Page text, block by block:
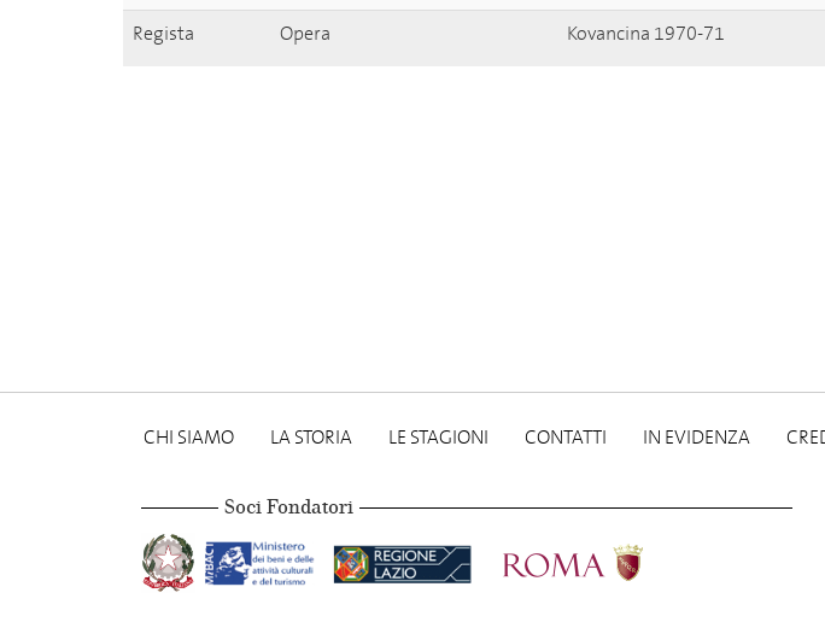
Regista Opera Kovancina 1970-71
CHI SIAMO LA STORIA LE STAGIONI CONTATTI IN EVIDENZA
Soci Fondatori